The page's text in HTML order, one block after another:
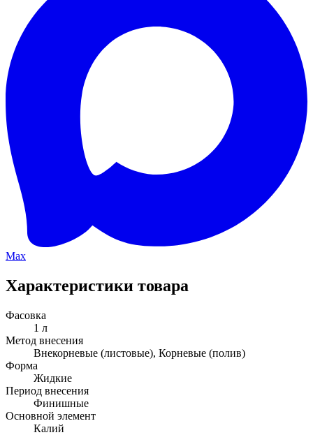
Max
Характеристики товара
Фасовка
1 л
Метод внесения
Внекорневые (листовые), Корневые (полив)
Форма
Жидкие
Период внесения
Финишные
Основной элемент
Калий